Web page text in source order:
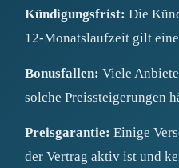
Kündigungsfrist: Die
12‑Monatslaufzeit gilt
Bonusfallen: Viele
solche Preissteigerungen
Preisgarantie: Einige
der Vertrag aktiv ist und